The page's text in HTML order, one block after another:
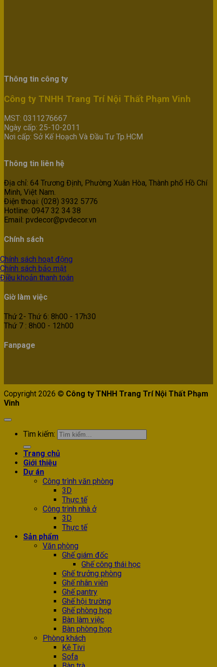
Thông tin công ty
Công ty TNHH Trang Trí Nội Thất Phạm Vinh
MST: 0311276667
Ngày cấp: 25-10-2011
Nơi cấp: Sở Kế Hoạch Và Đầu Tư Tp.HCM
Thông tin liên hệ
Địa chỉ: 64 Trương Định, Phường Xuân Hòa, Thành phố Hồ Chí
Minh, Việt Nam.
Điện thoại: (028) 3932 5776
Hotline: 0947 32 34 38
Email: pvdecor@pvdecor.vn
Chính sách
Chính sách hoạt động
Chính sách bảo mật
Điều khoản thanh toán
Giờ làm việc
Thứ 2- Thứ 6: 8h00 - 17h30
Thứ 7 : 8h00 - 12h00
Fanpage
Copyright 2026 © Công ty TNHH Trang Trí Nội Thất Phạm
Vinh
Tìm kiếm:
Trang chủ
Giới thiệu
Dự án
Công trình văn phòng
3D
Thực tế
Công trình nhà ở
3D
Thực tế
Sản phẩm
Văn phòng
Ghế giám đốc
Ghế công thái học
Ghế trưởng phòng
Ghế nhân viên
Ghế pantry
Ghế hội trường
Ghế phòng họp
Bàn làm việc
Bàn phòng họp
Phòng khách
Kệ Tivi
Sofa